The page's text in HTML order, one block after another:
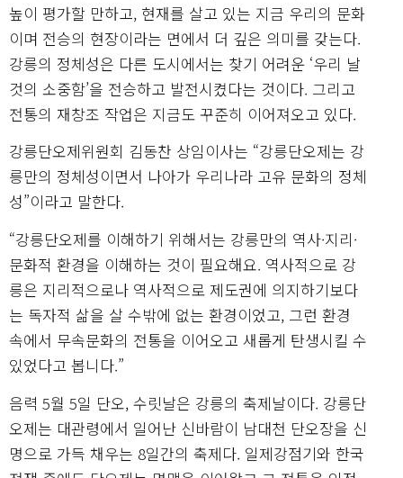
높이 평가할 만하고, 현재를 살고 있는 지금 우리의 문화
이며 전승의 현장이라는 면에서 더 깊은 의미를 갖는다.
강릉의 정체성은 다른 도시에서는 찾기 어려운 ‘우리 날
것의 소중함’을 전승하고 발전시켰다는 것이다. 그리고
전통의 재창조 작업은 지금도 꾸준히 이어져오고 있다.
강릉단오제위원회 김동찬 상임이사는 “강릉단오제는 강
릉만의 정체성이면서 나아가 우리나라 고유 문화의 정체
성”이라고 말한다.
“강릉단오제를 이해하기 위해서는 강릉만의 역사·지리·
문화적 환경을 이해하는 것이 필요해요. 역사적으로 강
릉은 지리적으로나 역사적으로 제도권에 의지하기보다
는 독자적 삶을 살 수밖에 없는 환경이었고, 그런 환경
속에서 무속문화의 전통을 이어오고 새롭게 탄생시킬 수
있었다고 봅니다.”
음력 5월 5일 단오, 수릿날은 강릉의 축제날이다. 강릉단
오제는 대관령에서 일어난 신바람이 남대천 단오장을 신
명으로 가득 채우는 8일간의 축제다. 일제강점기와 한국